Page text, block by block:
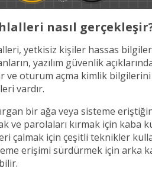
nasıl
yetkisiz kişiler hassas
yazılım güvenlik
ve oturum açma kimlik
vardır.
bir ağa veya sisteme
ve parolaları kırmak için kaba
çalmak için çeşitli teknikler
erişimi sürdürmek için arka